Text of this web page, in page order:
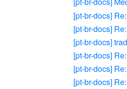
[pt-br-docs]
[pt-br-docs]
[pt-br-docs]
[pt-br-docs]
[pt-br-docs]
[pt-br-docs]